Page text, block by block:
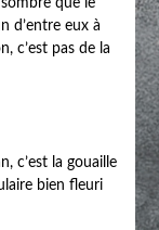
d’entre eux à
c’est pas de la
c’est la gouaille
bien fleuri